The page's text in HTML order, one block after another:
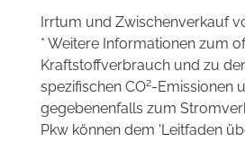
Irrtum und Zwischenverkauf
* Weitere Informationen zum
Kraftstoffverbrauch und zu
spezifischen CO2-Emissionen
gegebenenfalls zum
Pkw können dem 'Leitfaden